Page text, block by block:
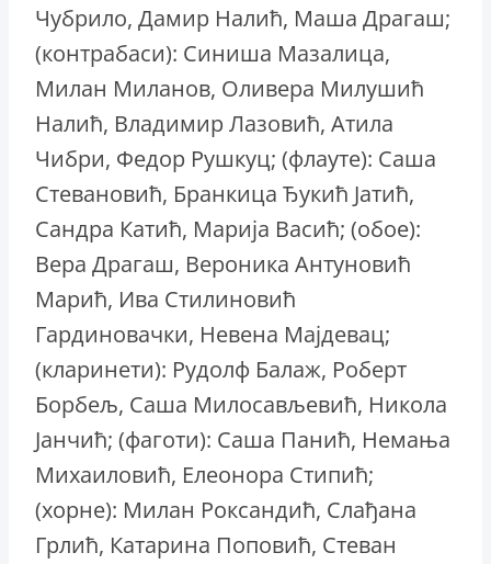
Чубрило, Дамир Налић, Маша Драгаш;
(контрабаси): Синиша Мазалица,
Милан Миланов, Оливера Милушић
Налић, Владимир Лазовић, Атила
Чибри, Федор Рушкуц; (флауте): Саша
Стевановић, Бранкица Ђукић Јатић,
Сандра Катић, Марија Васић; (обое):
Вера Драгаш, Вероника Антуновић
Марић, Ива Стилиновић
Гардиновачки, Невена Мајдевац;
(кларинети): Рудолф Балаж, Роберт
Борбељ, Саша Милосављевић, Никола
Јанчић; (фаготи): Саша Панић, Немања
Михаиловић, Елеонора Стипић;
(хорне): Милан Роксандић, Слађана
Грлић, Катарина Поповић, Стеван